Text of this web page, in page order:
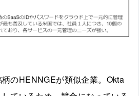
のHENNGEが類似企業。Okta